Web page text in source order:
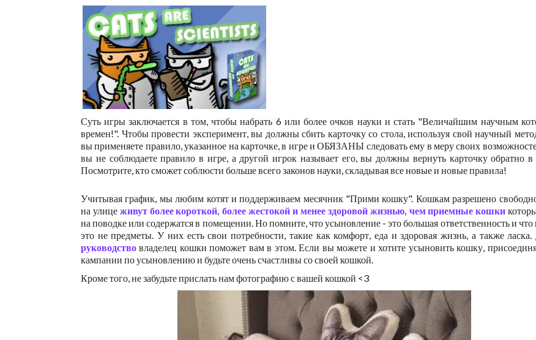
Суть игры заключается в том, чтобы набрать 6 или более очков науки и стать "Величайшим научным
времен!". Чтобы провести эксперимент, вы должны сбить карточку со стола, используя свой научный
вы применяете правило, указанное на карточке, в игре и ОБЯЗАНЫ следовать ему в меру своих
вы не соблюдаете правило в игре, а другой игрок называет его, вы должны вернуть карточку обратно в
Посмотрите, кто сможет соблюсти больше всего законов науки, складывая все новые и новые правила!
Учитывая график, мы любим котят и поддерживаем месячник "Прими кошку". Кошкам разрешено
на улицеживут более короткой, более жестокой и менее здоровой жизнью, чем приемные кошки
на поводке или содержатся в помещении. Но помните, что усыновление - это большая ответственность и
это не предметы. У них есть свои потребности, такие как комфорт, еда и здоровая жизнь, а также ласка.
руководство владелец кошки поможет вам в этом. Если вы можете и хотите усыновить кошку,
кампании по усыновлению и будьте очень счастливы со своей кошкой.
Кроме того, не забудьте прислать нам фотографию с вашей кошкой <3